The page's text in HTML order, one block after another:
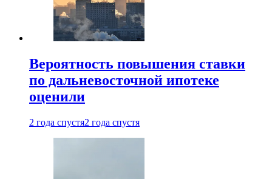
Вероятность повышения ставки
по дальневосточной ипотеке
оценили
2 года спустя2 года спустя